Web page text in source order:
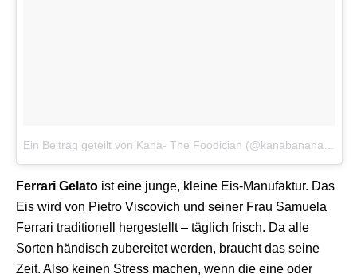
Ein Beitrag geteilt von Kana- The Foodician (@kanabananana)
Ferrari Gelato ist eine junge, kleine Eis-Manufaktur. Das
Eis wird von Pietro Viscovich und seiner Frau Samuela
Ferrari traditionell hergestellt – täglich frisch. Da alle
Sorten händisch zubereitet werden, braucht das seine
Zeit. Also keinen Stress machen, wenn die eine oder